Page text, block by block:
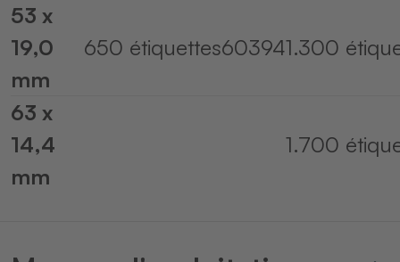
53 x
19,0
mm
650 étiquettes603941.300
63 x
14,4
mm
1.700